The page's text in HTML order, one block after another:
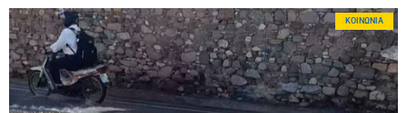
ΚΟΙΝΩΝΊΑ